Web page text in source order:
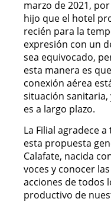
marzo de 2021,
hijo que el hotel
recién para la
expresión con un
sea equivocado,
esta manera es
conexión aérea
situación sanitaria,
es a largo plazo.
La Filial agradece
esta propuesta
Calafate, nacida
voces y conocer
acciones de todos
productivo de